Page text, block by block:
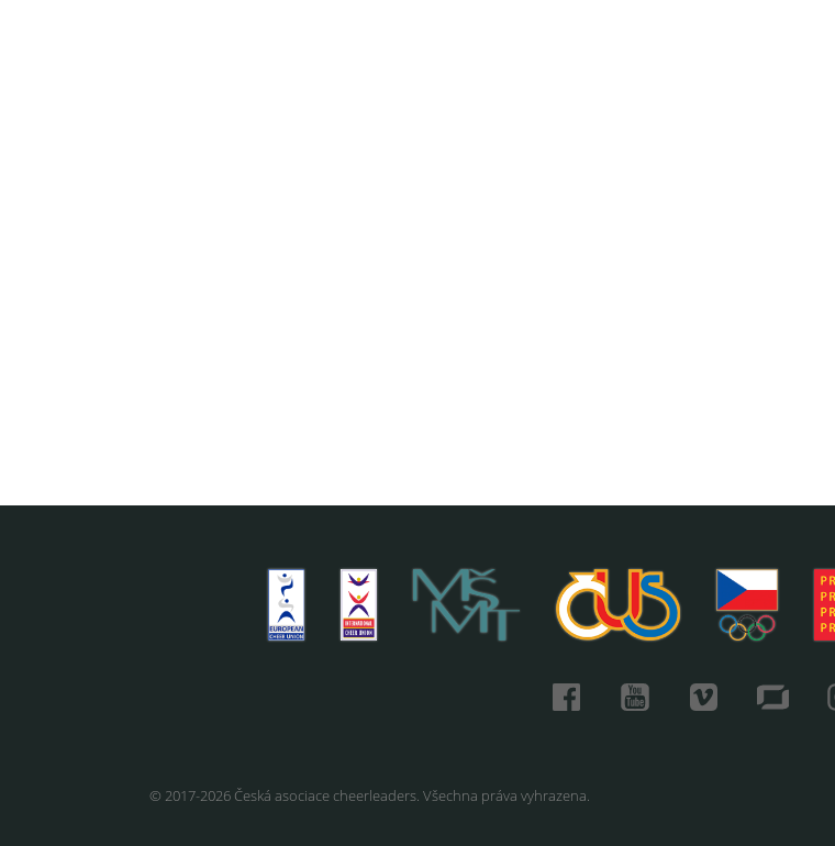
© 2017-2026 Česká asociace cheerleaders. Všechna práva vyhrazena.